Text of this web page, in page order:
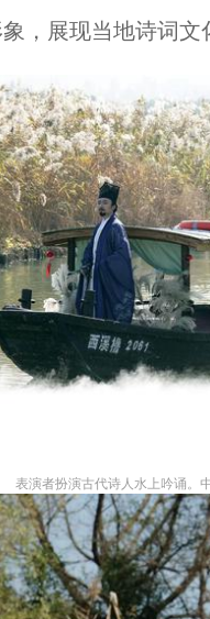
，展现当地诗词文
表演者扮演古代诗人水上吟诵。